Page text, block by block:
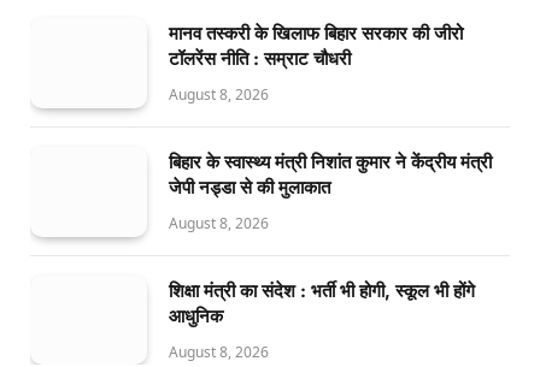
मानव तस्करी के खिलाफ बिहार सरकार की जीरो
टॉलरेंस नीति : सम्राट चौधरी
August 8, 2026
बिहार के स्वास्थ्य मंत्री निशांत कुमार ने केंद्रीय मंत्री
जेपी नड्डा से की मुलाकात
August 8, 2026
शिक्षा मंत्री का संदेश : भर्ती भी होगी, स्कूल भी होंगे
आधुनिक
August 8, 2026